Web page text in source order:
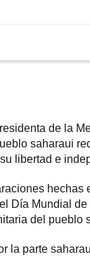
de la
saharaui
libertad e
Día Mundial
del pueblo
la parte